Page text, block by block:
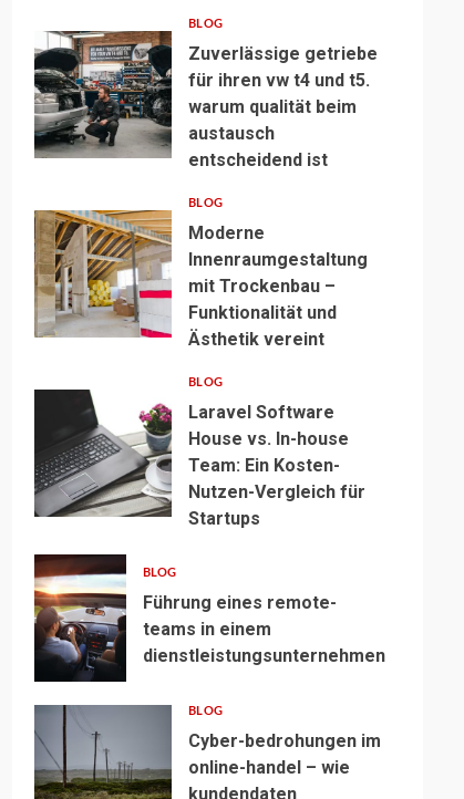
BLOG
Zuverlässige getriebe
für ihren vw t4 und t5.
warum qualität beim
austausch
entscheidend ist
BLOG
Moderne
Innenraumgestaltung
mit Trockenbau –
Funktionalität und
Ästhetik vereint
BLOG
Laravel Software
House vs. In-house
Team: Ein Kosten-
Nutzen-Vergleich für
Startups
BLOG
Führung eines remote-
teams in einem
dienstleistungsunternehmen
BLOG
Cyber-bedrohungen im
online-handel – wie
kundendaten